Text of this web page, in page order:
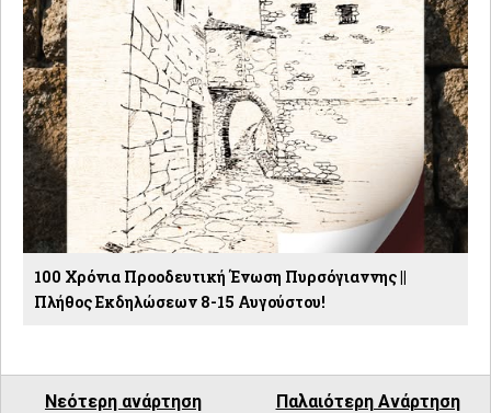
100 Χρόνια Προοδευτική Ένωση Πυρσόγιαννης ||
Πλήθος Εκδηλώσεων 8-15 Αυγούστου!
Νεότερη ανάρτηση Παλαιότερη Ανάρτηση